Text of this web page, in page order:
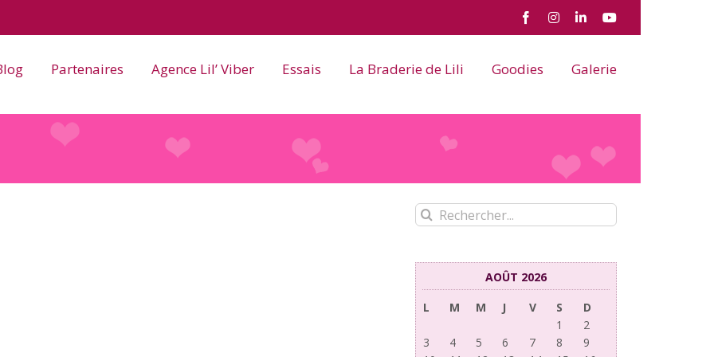
FacebookInstagram
LinkedInYouTube
Partenaires Agence Lil’ Viber Essais La Braderie de Lili Goodies Galerie
Rechercher:
AOÛT 2026
L
M M J V S
D
1
2
3
4 5 6 7 8
9